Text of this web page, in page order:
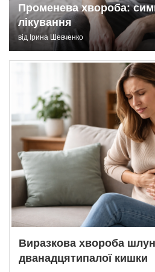
Променева хвороба:
лікування
від Ірина Шевченко
Виразкова хвороба
дванадцятипалої кишки